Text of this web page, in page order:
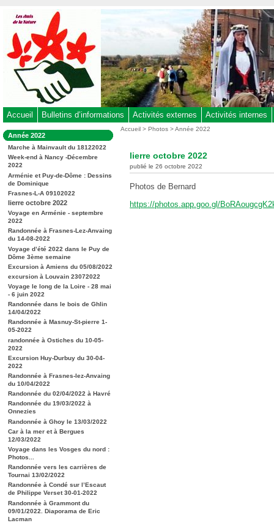
au
contenu
-
Aller
au
menu
-
à
la
recherche
Accueil Bulletins d’informations Activités externes Activités internes
Dans
la
rubrique
:
Année 2022
Marche à Mainvault du 18122022
Week-end à Nancy -Décembre
2022
Arménie et Puy-de-Dôme : Dessins
de Dominique
Frasnes-L-A 09102022
lierre octobre 2022
Voyage en Arménie - septembre
2022
Randonnée à Frasnes-Lez-Anvaing
du 14-08-2022
Voyage d’été 2022 dans le Puy de
Dôme 3ème semaine
Excursion à Amiens du 05/08/2022
excursion à Louvain 23072022
Voyage le long de la Loire - 28 mai
- 6 juin 2022
Randonnée dans le bois de Ghlin
14/04/2022
Randonnée à Masnuy-St-pierre 1-
05-2022
randonnée à Ostiches du 10-05-
2022
Excursion Huy-Durbuy du 30-04-
2022
Randonnée à Frasnes-lez-Anvaing
du 10/04/2022
Randonnée du 02/04/2022 à Havré
Randonnée du 19/03/2022 à
Onnezies
Randonnée à Ghoy le 13/03/2022
Car à la mer et à Bergues
12/03/2022
Voyage dans les Vosges du nord :
Photos...
Randonnée vers les carrières de
Tournai 13/02/2022
Randonnée à Condé sur l’Escaut
de Philippe Verset 30-01-2022
Randonnée à Grammont du
09/01/2022. Diaporama de Eric
Lacman
Vous
Accueil >Photos >Année 2022
lierre octobre 2022
publié le 26 octobre 2022
Photos de Bernard
https://photos.app.goo.gl/